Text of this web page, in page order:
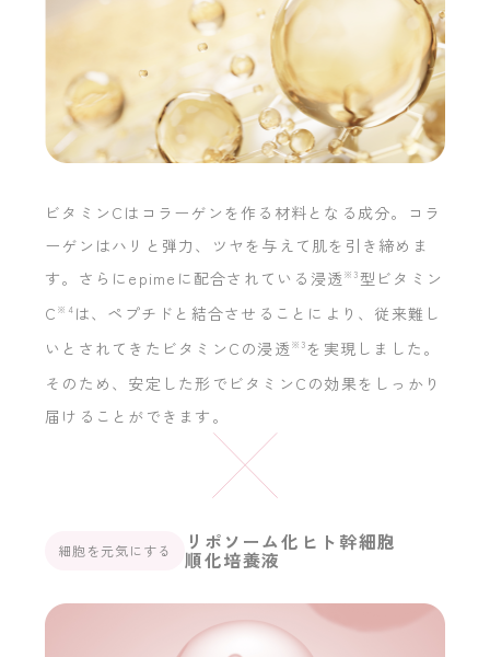
ビタミンCはコラーゲンを作る材料となる成分。コラ
ーゲンはハリと弾力、ツヤを与えて肌を引き締めま
す。さらにepimeに配合されている浸透 ※3型ビタミン
C ※4 は、ペプチドと結合させることにより、従来難し
いとされてきたビタミンCの浸透 ※3を実現しました。
そのため、安定した形でビタミンCの効果をしっかり
届けることができます。
細胞を元気にする リポソーム化ヒト幹細胞
順化培養液